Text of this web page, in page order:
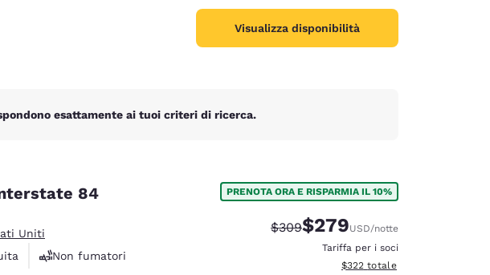
Visualizza disponibilità
esattamente ai tuoi criteri di ricerca.
84
Uniti
Non fumatori
PRENOTA ORA E RISPARMIA IL 10%
Tariffa di barratura:
$309Tariffa scontata:
$279USD/notte
Tariffa per i soci
Visualizza i dettagli totali
$322 totale